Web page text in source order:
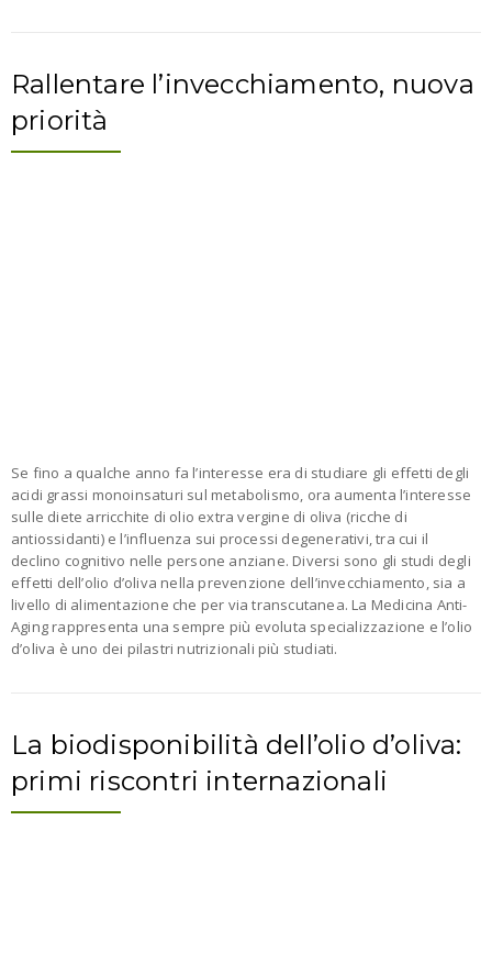
Rallentare l’invecchiamento, nuova
priorità
Se fino a qualche anno fa l’interesse era di studiare gli effetti degli
acidi grassi monoinsaturi sul metabolismo, ora aumenta l’interesse
sulle diete arricchite di olio extra vergine di oliva (ricche di
antiossidanti) e l’influenza sui processi degenerativi, tra cui il
declino cognitivo nelle persone anziane. Diversi sono gli studi degli
effetti dell’olio d’oliva nella prevenzione dell’invecchiamento, sia a
livello di alimentazione che per via transcutanea. La Medicina Anti-
Aging rappresenta una sempre più evoluta specializzazione e l’olio
d’oliva è uno dei pilastri nutrizionali più studiati.
La biodisponibilità dell’olio d’oliva:
primi riscontri internazionali